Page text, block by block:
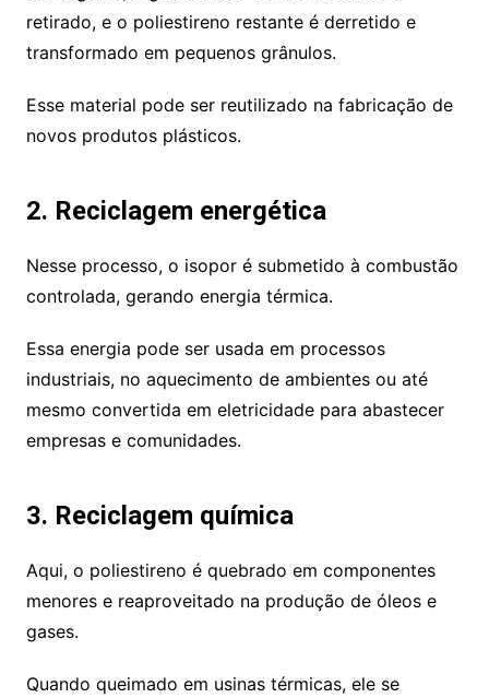
retirado, e o poliestireno restante é derretido e
transformado em pequenos grânulos.
Esse material pode ser reutilizado na fabricação de
novos produtos plásticos.
2. Reciclagem energética
Nesse processo, o isopor é submetido à combustão
controlada, gerando energia térmica.
Essa energia pode ser usada em processos
industriais, no aquecimento de ambientes ou até
mesmo convertida em eletricidade para abastecer
empresas e comunidades.
3. Reciclagem química
Aqui, o poliestireno é quebrado em componentes
menores e reaproveitado na produção de óleos e
gases.
Quando queimado em usinas térmicas, ele se